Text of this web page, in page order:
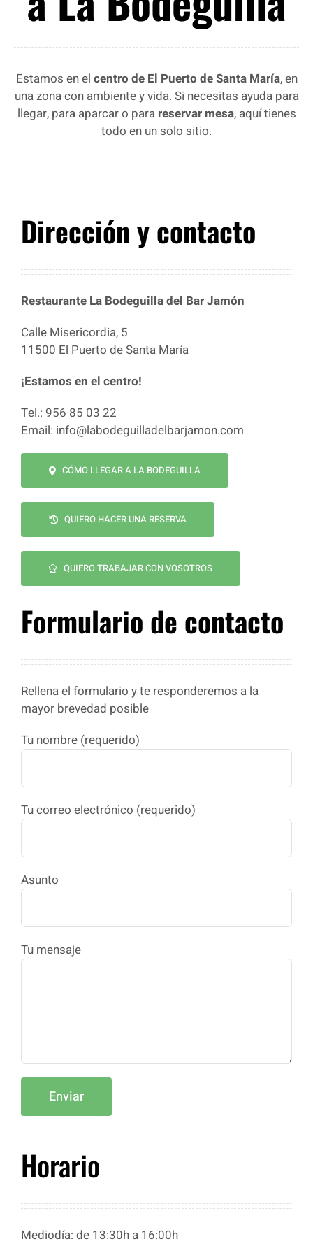
Estamos en el centro de El Puerto de Santa María, en
una zona con ambiente y vida. Si necesitas ayuda para
llegar, para aparcar o para reservar mesa, aquí tienes
todo en un solo sitio.
Dirección y contacto
Restaurante La Bodeguilla del Bar Jamón
Calle Misericordia, 5
11500 El Puerto de Santa María
¡Estamos en el centro!
Tel.: 956 85 03 22
Email: info@labodeguilladelbarjamon.com
CÓMO LLEGAR A LA BODEGUILLA
QUIERO HACER UNA RESERVA
QUIERO TRABAJAR CON VOSOTROS
Formulario de contacto
Rellena el formulario y te responderemos a la
mayor brevedad posible
Tu nombre (requerido)
Tu correo electrónico (requerido)
Asunto
Tu mensaje
Horario
Mediodía: de 13:30h a 16:00h